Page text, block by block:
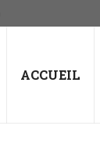
ACCUEIL